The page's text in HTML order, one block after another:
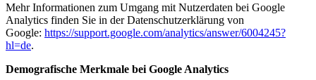
Mehr Informationen zum Umgang mit Nutzerdaten bei Google
Analytics finden Sie in der Datenschutzerklärung von
Google: https://support.google.com/analytics/answer/6004245?
hl=de.
Demografische Merkmale bei Google Analytics